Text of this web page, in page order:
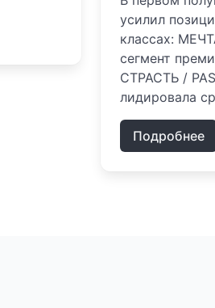
усилил
классах:
сегмент
СТРАСТЬ /
лидировала
Подробнее